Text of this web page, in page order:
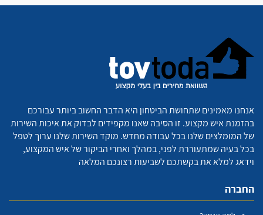
אנחנו מאמינים שתחושת הביטחון היא הדבר החשוב ביותר עבורכם
בהזמנת איש מקצוע. זו הסיבה שאנו מקפידים לבדוק את איכות השירות
של המומלצים שלנו בכל עבודה מחדש. מוקד השירות שלנו ערוך לטפל
בכל בעיה שמתעוררת לפני, במהלך ואחרי הביקור של איש המקצוע,
וידאג למלא את בקשתכם לשביעות רצונכם המלאה
החברה